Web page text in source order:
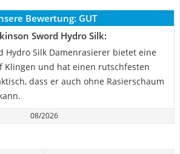
Bewertung: GUT
Sword Hydro Silk:
Hydro Silk Damenrasierer bietet eine
Klingen und hat einen rutschfesten
dass er auch ohne Rasierschaum
08/2026